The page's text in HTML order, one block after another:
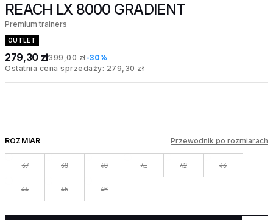
REACH LX 8000 GRADIENT
Premium trainers
OUTLET
279,30 zł399,00 zł-30%
Ostatnia cena sprzedaży: 279,30 zł
ROZMIAR Przewodnik po rozmiarach
37 39 40 41 42 43
44 45 46